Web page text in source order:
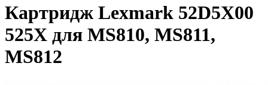
Картридж Lexmark 52D5X00
525X для MS810, MS811,
MS812